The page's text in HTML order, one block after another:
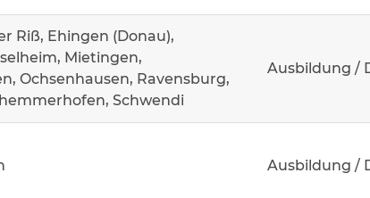
Riß, Ehingen (Donau),
Mietingen,
Ochsenhausen, Ravensburg,
Schwendi
Ausbildung /
Ausbildung /